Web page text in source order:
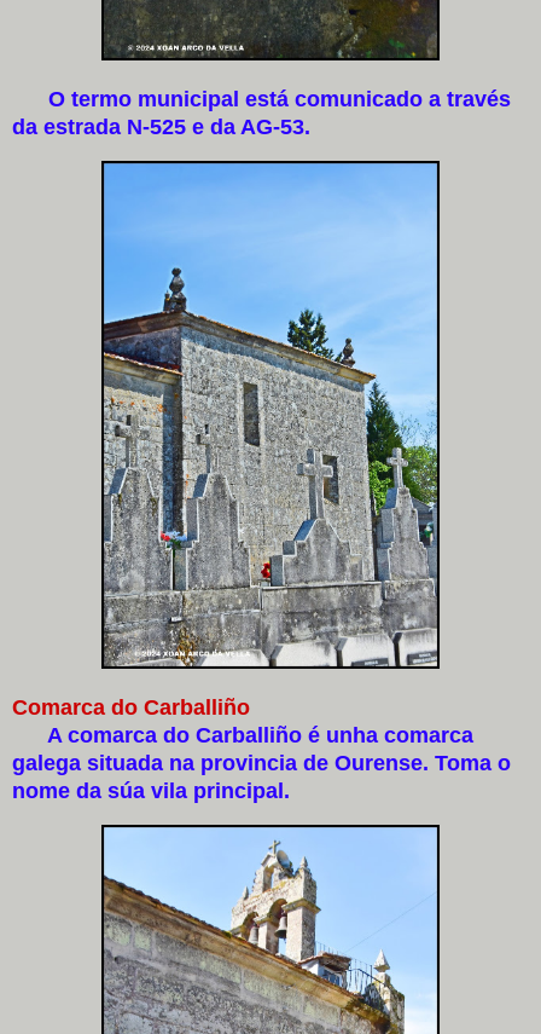
O termo municipal está comunicado a través
da estrada N-525 e da AG-53.
Comarca do Carballiño
A comarca do Carballiño é unha comarca
galega situada na provincia de Ourense. Toma o
nome da súa vila principal.